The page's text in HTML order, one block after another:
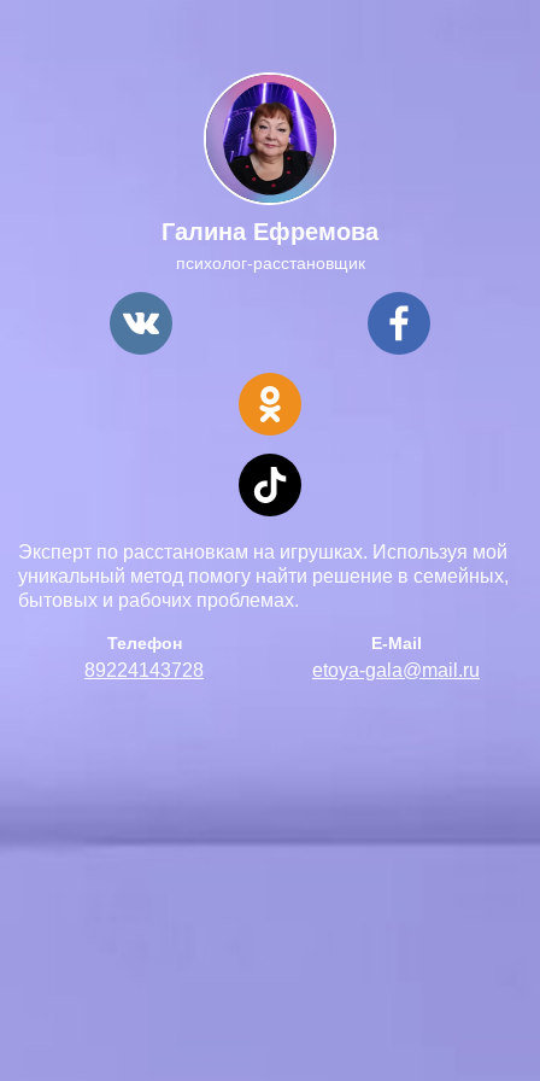
Галина Ефремова
психолог-расстановщик
Эксперт по расстановкам на игрушках. Используя мой
уникальный метод помогу найти решение в семейных,
бытовых и рабочих проблемах.
Телефон
89224143728
E-Mail
etoya-gala@mail.ru